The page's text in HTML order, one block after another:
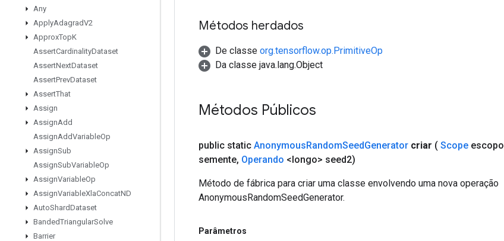
Any
ApplyAdagradV2
ApproxTopK
AssertCardinalityDataset
AssertNextDataset
AssertPrevDataset
AssertThat
Assign
AssignAdd
AssignAddVariableOp
AssignSub
AssignSubVariableOp
AssignVariableOp
AssignVariableXlaConcatND
AutoShardDataset
BandedTriangularSolve
Barrier
Métodos herdados
De classe org.tensorflow.op.PrimitiveOp
Da classe java.lang.Object
Métodos Públicos
public static AnonymousRandomSeedGenerator criar ( Scope escopo
semente, Operando <longo> seed2)
Método de fábrica para criar uma classe envolvendo uma nova operação
AnonymousRandomSeedGenerator.
Parâmetros